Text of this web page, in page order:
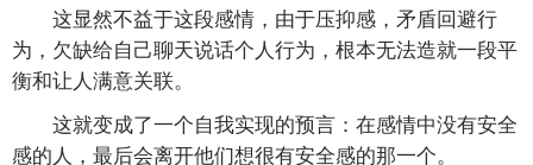
这显然不益于这段感情，由于压抑感，矛盾回避行
为，欠缺给自己聊天说话个人行为，根本无法造就一段平
衡和让人满意关联。
这就变成了一个自我实现的预言：在感情中没有安全
感的人，最后会离开他们想很有安全感的那一个。